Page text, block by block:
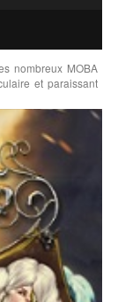
nombreux MOBA
et paraissant